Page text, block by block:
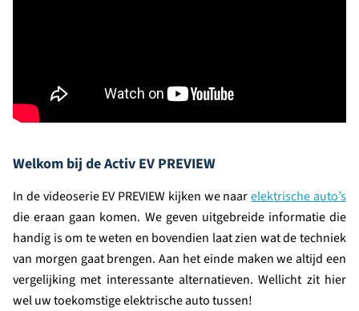
Welkom bij de Activ EV PREVIEW
In de videoserie EV PREVIEW kijken we naarelektrische auto’s
die eraan gaan komen. We geven uitgebreide informatie die
handig is om te weten en bovendien laat zien wat de techniek
van morgen gaat brengen. Aan het einde maken we altijd een
vergelijking met interessante alternatieven. Wellicht zit hier
wel uw toekomstige elektrische auto tussen!